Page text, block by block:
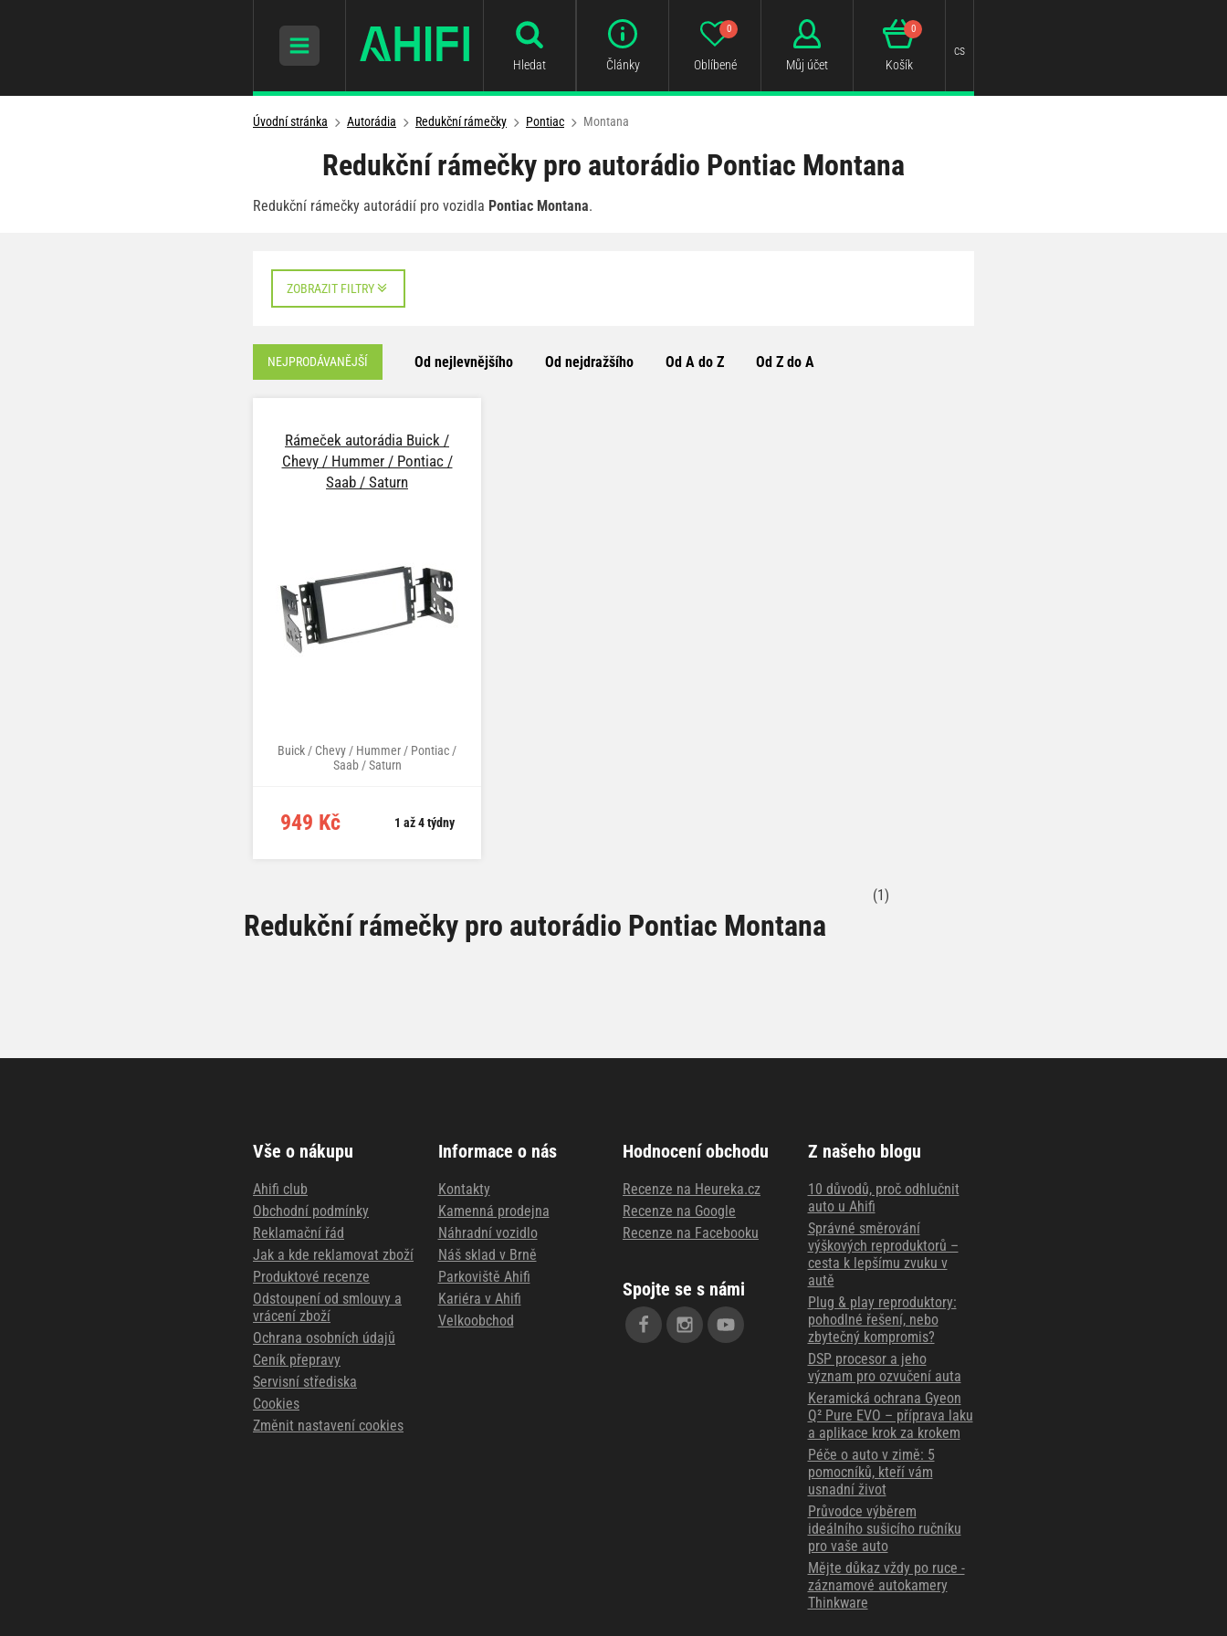
Hledat Články Oblíbené
0
Můj účet Košík
0
cs
Úvodní stránka Autorádia Redukční rámečky Pontiac Montana
Redukční rámečky pro autorádio Pontiac Montana
Redukční rámečky autorádií pro vozidla Pontiac Montana.
ZOBRAZIT FILTRY
NEJPRODÁVANĚJŠÍ Od nejlevnějšího Od nejdražšího Od A do Z Od Z do A
Rámeček autorádia Buick /
Chevy / Hummer / Pontiac /
Saab / Saturn
Buick / Chevy / Hummer / Pontiac /
Saab / Saturn
949 Kč 1 až 4 týdny
Redukční rámečky pro autorádio Pontiac Montana
(1)
Vše o nákupu
Ahifi club
Obchodní podmínky
Reklamační řád
Jak a kde reklamovat zboží
Produktové recenze
Odstoupení od smlouvy a
vrácení zboží
Ochrana osobních údajů
Ceník přepravy
Servisní střediska
Cookies
Změnit nastavení cookies
Informace o nás
Kontakty
Kamenná prodejna
Náhradní vozidlo
Náš sklad v Brně
Parkoviště Ahifi
Kariéra v Ahifi
Velkoobchod
Hodnocení obchodu
Recenze na Heureka.cz
Recenze na Google
Recenze na Facebooku
Spojte se s námi
Z našeho blogu
10 důvodů, proč odhlučnit
auto u Ahifi
Správné směrování
výškových reproduktorů –
cesta k lepšímu zvuku v
autě
Plug & play reproduktory:
pohodlné řešení, nebo
zbytečný kompromis?
DSP procesor a jeho
význam pro ozvučení auta
Keramická ochrana Gyeon
Q² Pure EVO – příprava laku
a aplikace krok za krokem
Péče o auto v zimě: 5
pomocníků, kteří vám
usnadní život
Průvodce výběrem
ideálního sušicího ručníku
pro vaše auto
Mějte důkaz vždy po ruce -
záznamové autokamery
Thinkware